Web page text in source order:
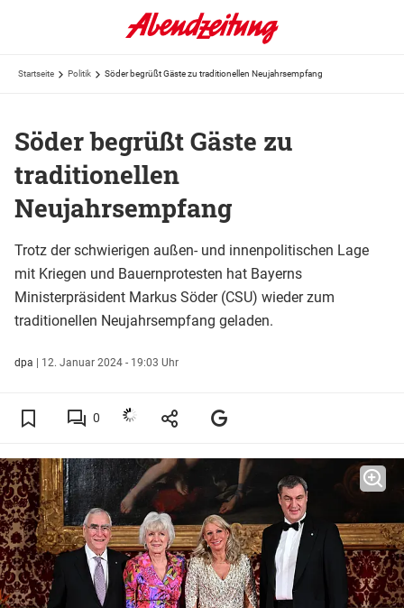
Startseite Politik Söder begrüßt Gäste zu traditionellen Neujahrsempfang
Söder begrüßt Gäste zu
traditionellen
Neujahrsempfang
Trotz der schwierigen außen- und innenpolitischen Lage
mit Kriegen und Bauernprotesten hat Bayerns
Ministerpräsident Markus Söder (CSU) wieder zum
traditionellen Neujahrsempfang geladen.
dpa | 12. Januar 2024 - 19:03 Uhr
0